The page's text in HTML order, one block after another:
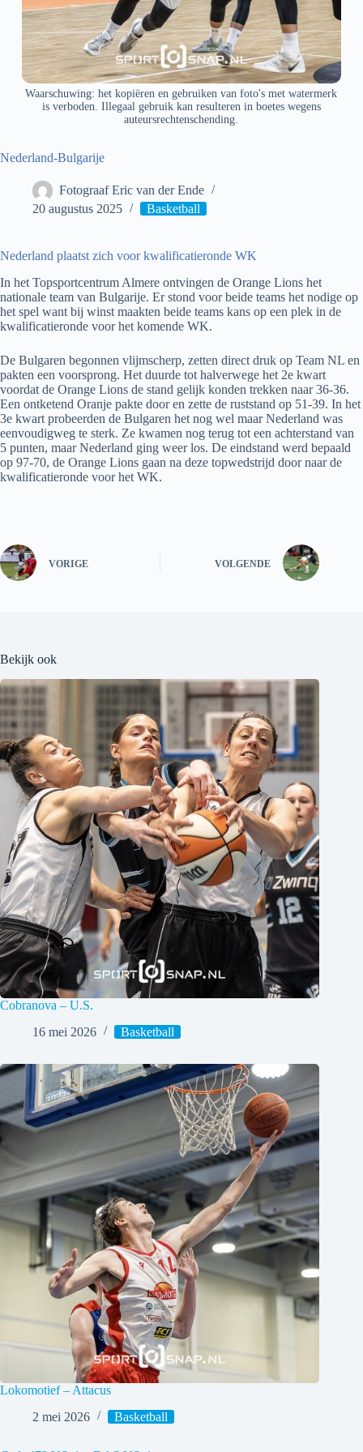
Waarschuwing: het kopiëren en gebruiken van foto's met watermerk
is verboden. Illegaal gebruik kan resulteren in boetes wegens
auteursrechtenschending.
Nederland-Bulgarije
Fotograaf Eric van der Ende
20 augustus 2025
Basketball
Nederland plaatst zich voor kwalificatieronde WK
In het Topsportcentrum Almere ontvingen de Orange Lions het
nationale team van Bulgarije. Er stond voor beide teams het nodige op
het spel want bij winst maakten beide teams kans op een plek in de
kwalificatieronde voor het komende WK.
De Bulgaren begonnen vlijmscherp, zetten direct druk op Team NL en
pakten een voorsprong. Het duurde tot halverwege het 2e kwart
voordat de Orange Lions de stand gelijk konden trekken naar 36-36.
Een ontketend Oranje pakte door en zette de ruststand op 51-39. In het
3e kwart probeerden de Bulgaren het nog wel maar Nederland was
eenvoudigweg te sterk. Ze kwamen nog terug tot een achterstand van
5 punten, maar Nederland ging weer los. De eindstand werd bepaald
op 97-70, de Orange Lions gaan na deze topwedstrijd door naar de
kwalificatieronde voor het WK.
VORIGE VOLGENDE
Bekijk ook
Cobranova – U.S.
16 mei 2026
Basketball
Lokomotief – Attacus
2 mei 2026
Basketball